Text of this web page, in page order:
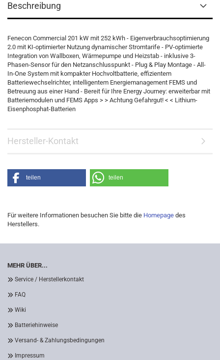
Beschreibung
Fenecon Commercial 201 kW mit 252 kWh - Eigenverbrauchsoptimierung
2.0 mit KI-optimierter Nutzung dynamischer Stromtarife - PV-optimierte
Integration von Wallboxen, Wärmepumpe und Heizstab - inklusive 3-
Phasen-Sensor für den Netzanschlusspunkt - Plug & Play Montage - All-
In-One System mit kompakter Hochvoltbatterie, effizientem
Batteriewechselrichter, intelligentem Energiemanagement FEMS und
Betreuung aus einer Hand - Bereit für Ihre Energy Journey: erweiterbar mit
Batteriemodulen und FEMS Apps > > Achtung Gefahrgut! < < Lithium-
Eisenphosphat-Batterien
Hersteller-Kontakt
teilen teilen
Für weitere Informationen besuchen Sie bitte die Homepage des
Herstellers.
MEHR ÜBER...
Service / Herstellerkontakt
FAQ
Wiki
Batteriehinweise
Versand- & Zahlungsbedingungen
Impressum